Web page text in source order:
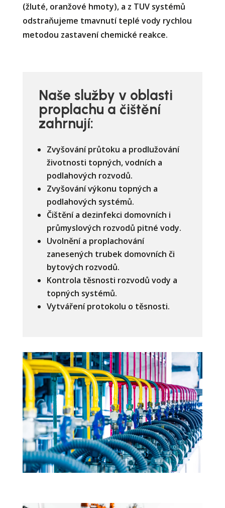
(žluté, oranžové hmoty), a z TUV systémů
odstraňujeme tmavnutí teplé vody rychlou
metodou zastavení chemické reakce.
Naše služby v oblasti
proplachu a čištění
zahrnují:
Zvyšování průtoku a prodlužování
životnosti topných, vodních a
podlahových rozvodů.
Zvyšování výkonu topných a
podlahových systémů.
Čištění a dezinfekci domovních i
průmyslových rozvodů pitné vody.
Uvolnění a proplachování
zanesených trubek domovních či
bytových rozvodů.
Kontrola těsnosti rozvodů vody a
topných systémů.
Vytváření protokolu o těsnosti.